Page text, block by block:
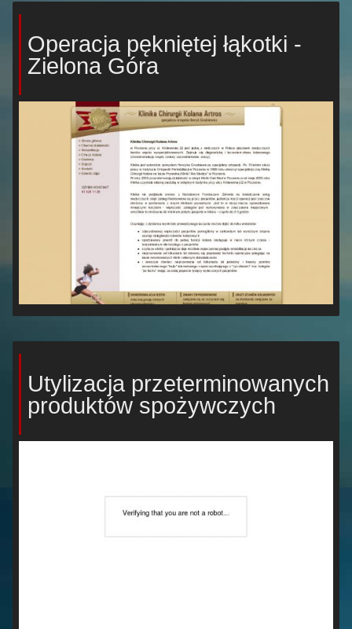
Operacja pękniętej łąkotki -
Zielona Góra
Utylizacja przeterminowanych
produktów spożywczych